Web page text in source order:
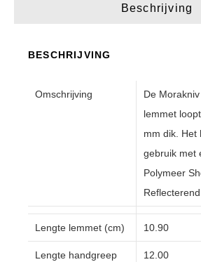
Beschrijving
BESCHRIJVING
Omschrijving
De
lemmet
mm dik. Het
gebruik met
Polymeer
Lengte lemmet (cm) 10.90
Lengte handgreep
12.00